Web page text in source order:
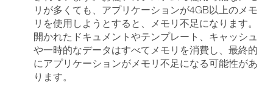
リが多くても、アプリケーションが4GB以上のメモ
リを使用しようとすると、メモリ不足になります。
開かれたドキュメントやテンプレート、キャッシュ
や一時的なデータはすべてメモリを消費し、最終的
にアプリケーションがメモリ不足になる可能性があ
ります。